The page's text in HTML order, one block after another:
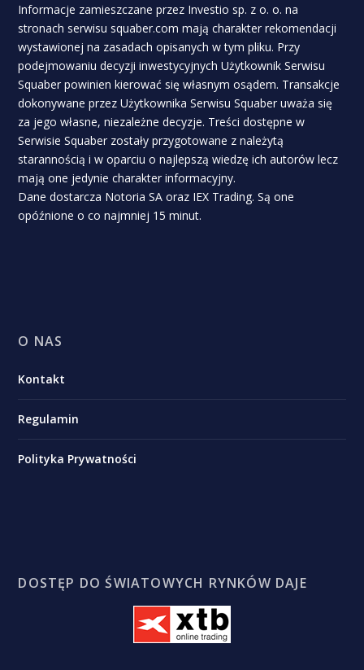
Informacje zamieszczane przez Investio sp. z o. o. na
stronach serwisu squaber.com mają charakter rekomendacji
wystawionej na zasadach opisanych w tym pliku. Przy
podejmowaniu decyzji inwestycyjnych Użytkownik Serwisu
Squaber powinien kierować się własnym osądem. Transakcje
dokonywane przez Użytkownika Serwisu Squaber uważa się
za jego własne, niezależne decyzje. Treści dostępne w
Serwisie Squaber zostały przygotowane z należytą
starannością i w oparciu o najlepszą wiedzę ich autorów lecz
mają one jedynie charakter informacyjny.
Dane dostarcza Notoria SA oraz IEX Trading. Są one
opóźnione o co najmniej 15 minut.
O NAS
Kontakt
Regulamin
Polityka Prywatności
DOSTĘP DO ŚWIATOWYCH RYNKÓW DAJE